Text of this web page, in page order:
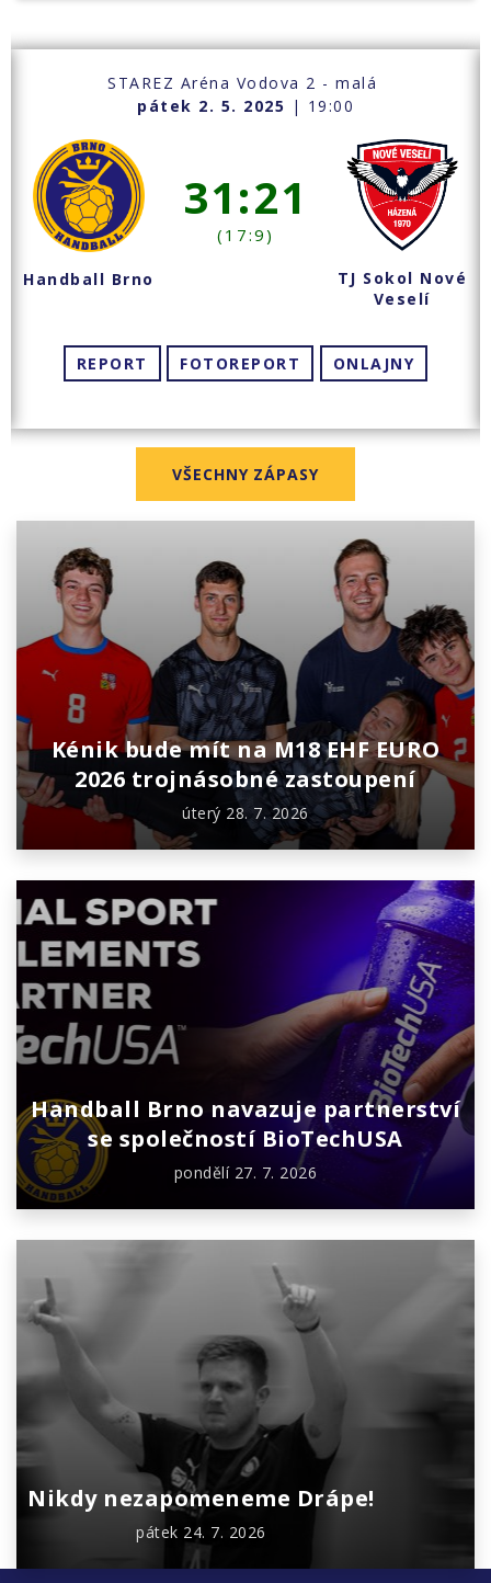
STAREZ Aréna Vodova 2 - malá
pátek 2. 5. 2025 | 19:00
Handball Brno
31:21
(17:9)
TJ Sokol Nové
Veselí
REPORT FOTOREPORT ONLAJNY
VŠECHNY ZÁPASY
Kénik bude mít na M18 EHF EURO
2026 trojnásobné zastoupení
úterý 28. 7. 2026
Handball Brno navazuje partnerství
se společností BioTechUSA
pondělí 27. 7. 2026
Nikdy nezapomeneme Drápe!
pátek 24. 7. 2026